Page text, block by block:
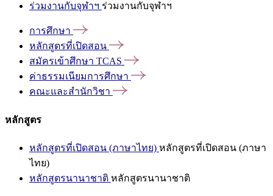
ร่วมงานกับจุฬาฯ ร่วมงานกับจุฬาฯ
การศึกษา
หลักสูตรที่เปิดสอน
สมัครเข้าศึกษา TCAS
ค่าธรรมเนียมการศึกษา
คณะและสำนักวิชา
หลักสูตร
หลักสูตรที่เปิดสอน (ภาษาไทย) หลักสูตรที่เปิดสอน (ภาษา
ไทย)
หลักสูตรนานาชาติ หลักสูตรนานาชาติ